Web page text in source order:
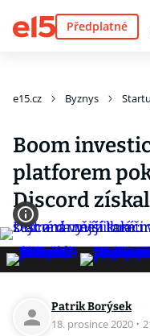
Předplatné
e15.cz Byznys
Boom
platforem
Discord
Patrik Borýsek
18. prosince 2020 ·